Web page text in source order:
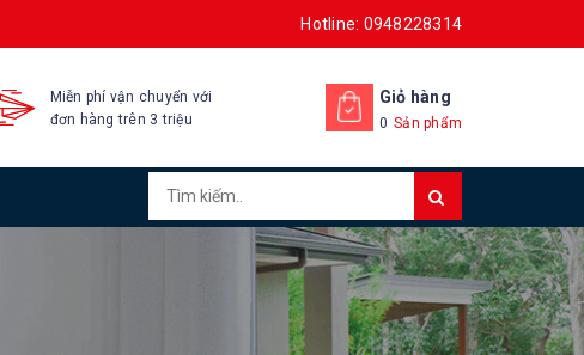
Hotline: 0948228314
Miễn phí vận chuyển với
đơn hàng trên 3 triệu
Giỏ hàng
0 Sản phẩm